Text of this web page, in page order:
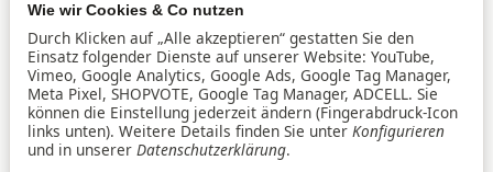
Mehr über
Filialen
Lieferservice
Wie wir Cookies & Co nutzen
Durch Klicken auf „Alle akzeptieren“ gestatten Sie den
Einsatz folgender Dienste auf unserer Website: YouTube,
Vimeo, Google Analytics, Google Ads, Google Tag Manager,
Meta Pixel, SHOPVOTE, Google Tag Manager, ADCELL. Sie
können die Einstellung jederzeit ändern (Fingerabdruck-Icon
links unten). Weitere Details finden Sie unter Konfigurieren
und in unserer Datenschutzerklärung.